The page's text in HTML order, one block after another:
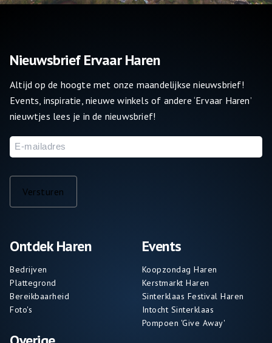
Ontdek Haren
Bedrijven
Plattegrond
Bereikbaarheid
Foto's
Events
Koopzondag Haren
Kerstmarkt Haren
Sinterklaas Festival Haren
Intocht Sinterklaas
Pompoen 'Give Away'
Nieuwsbrief Ervaar Haren
Altijd op de hoogte met onze maandelijkse nieuwsbrief!
Events, inspiratie, nieuwe winkels of andere ‘Ervaar Haren’
nieuwtjes lees je in de nieuwsbrief!
E-
mailadres
Versturen